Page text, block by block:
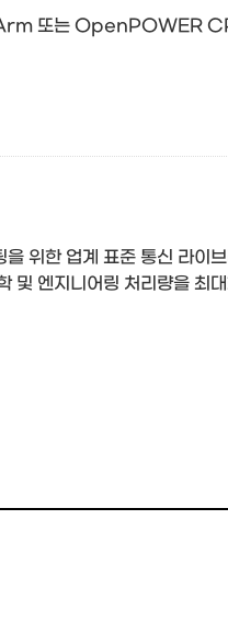
또는 OpenPOWER CPU
위한 업계 표준 통신 라이
및 엔지니어링 처리량을 최